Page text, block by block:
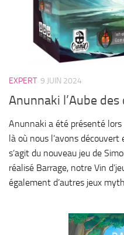
EXPERT 9 JUIN 2024
Anunnaki l’Aube des
Anunnaki a été présenté lors
là où nous l’avons
s’agit du nouveau jeu de
réalisé Barrage, notre Vin
également d’autres jeux